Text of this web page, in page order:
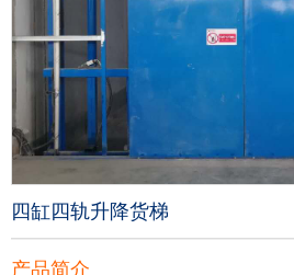
四缸四轨升降货梯
产品简介